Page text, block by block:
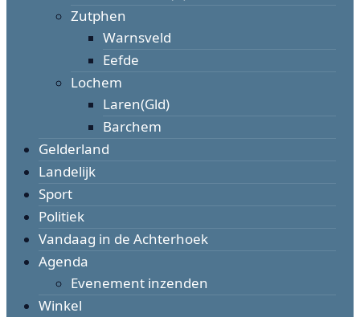
Zutphen
Warnsveld
Eefde
Lochem
Laren(Gld)
Barchem
Gelderland
Landelijk
Sport
Politiek
Vandaag in de Achterhoek
Agenda
Evenement inzenden
Winkel